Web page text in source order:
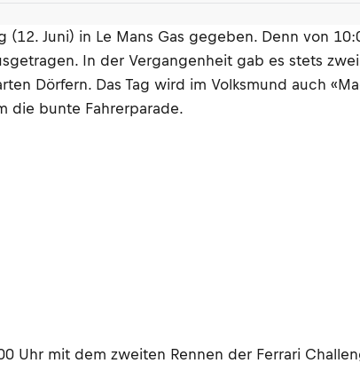
Juni) in Le Mans Gas gegeben. Denn von
In der Vergangenheit gab es stets
Dörfern. Das Tag wird im Volksmund auch
die bunte Fahrerparade.
Uhr mit dem zweiten Rennen der Ferrari